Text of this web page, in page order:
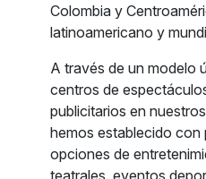
Colombia y
latinoamericano y
A través de un modelo
centros de
publicitarios en
hemos establecido con
opciones de